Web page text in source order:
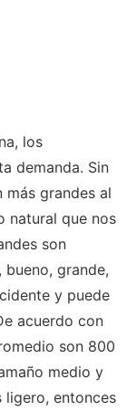
los
demanda. Sin
más grandes al
natural que nos
son
bueno, grande,
y puede
acuerdo con
son 800
medio y
ligero, entonces